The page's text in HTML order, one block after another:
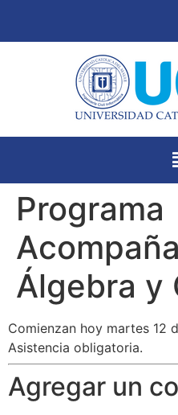
Programa
Álgebra y
Comienzan hoy martes 12
Asistencia obligatoria.
Agregar un